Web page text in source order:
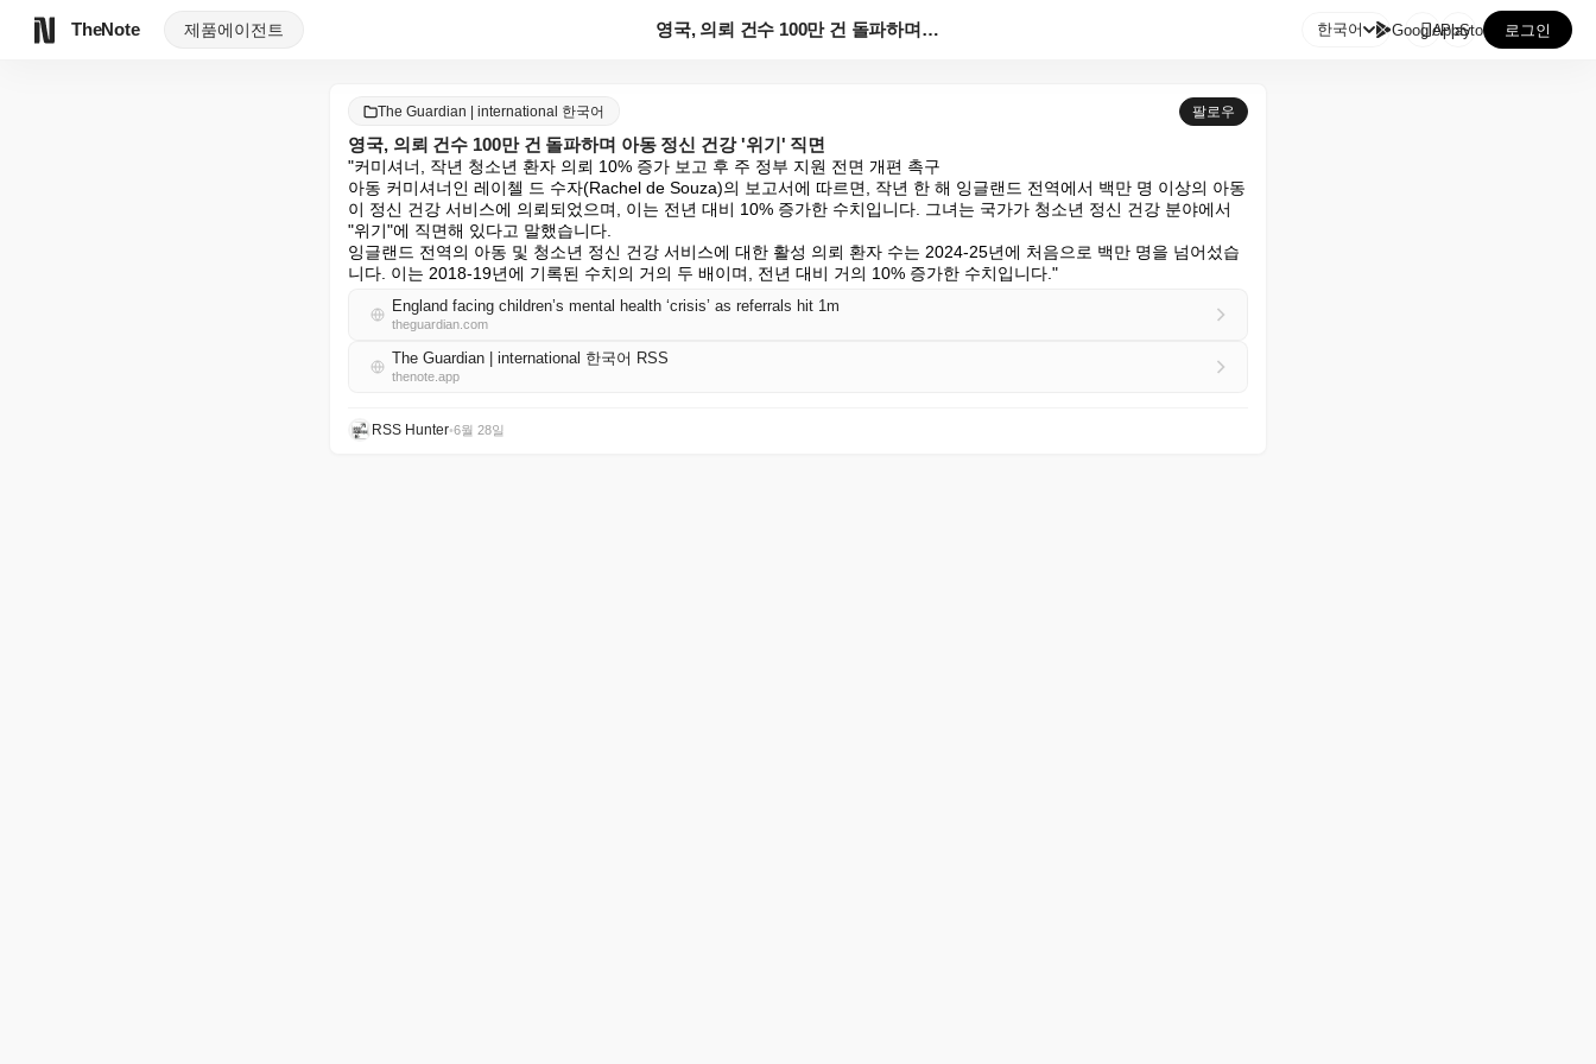
TheNote 제품에이전트 영국, 의뢰 건수 100만 건 돌파하며 아동 정신 건강... 한국어 GooglePlay
AppStore 로그인
The Guardian | international 한국어 팔로우
영국, 의뢰 건수 100만 건 돌파하며 아동 정신 건강 '위기' 직면
"커미셔너, 작년 청소년 환자 의뢰 10% 증가 보고 후 주 정부 지원 전면 개편 촉구
아동 커미셔너인 레이첼 드 수자(Rachel de Souza)의 보고서에 따르면, 작년 한 해 잉글랜드 전역에서 백만 명 이상의 아동
이 정신 건강 서비스에 의뢰되었으며, 이는 전년 대비 10% 증가한 수치입니다. 그녀는 국가가 청소년 정신 건강 분야에서
"위기"에 직면해 있다고 말했습니다.
잉글랜드 전역의 아동 및 청소년 정신 건강 서비스에 대한 활성 의뢰 환자 수는 2024-25년에 처음으로 백만 명을 넘어섰습
니다. 이는 2018-19년에 기록된 수치의 거의 두 배이며, 전년 대비 거의 10% 증가한 수치입니다."
England facing children’s mental health ‘crisis’ as referrals hit 1m
theguardian.com
The Guardian | international 한국어 RSS
thenote.app
RSS Hunter•6월 28일